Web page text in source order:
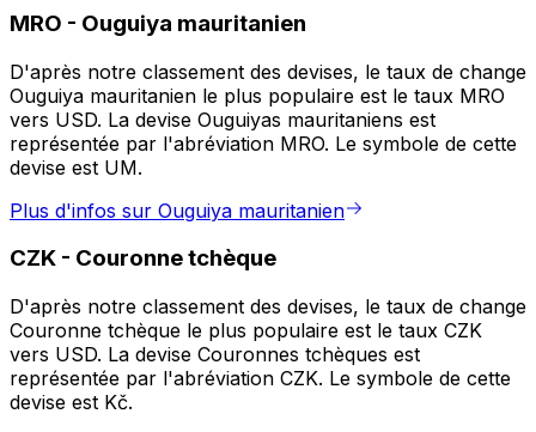
MRO - Ouguiya mauritanien
D'après notre classement des devises, le taux de change
Ouguiya mauritanien le plus populaire est le taux MRO
vers USD. La devise Ouguiyas mauritaniens est
représentée par l'abréviation MRO. Le symbole de cette
devise est UM.
Plus d'infos sur Ouguiya mauritanien
CZK - Couronne tchèque
D'après notre classement des devises, le taux de change
Couronne tchèque le plus populaire est le taux CZK
vers USD. La devise Couronnes tchèques est
représentée par l'abréviation CZK. Le symbole de cette
devise est Kč.